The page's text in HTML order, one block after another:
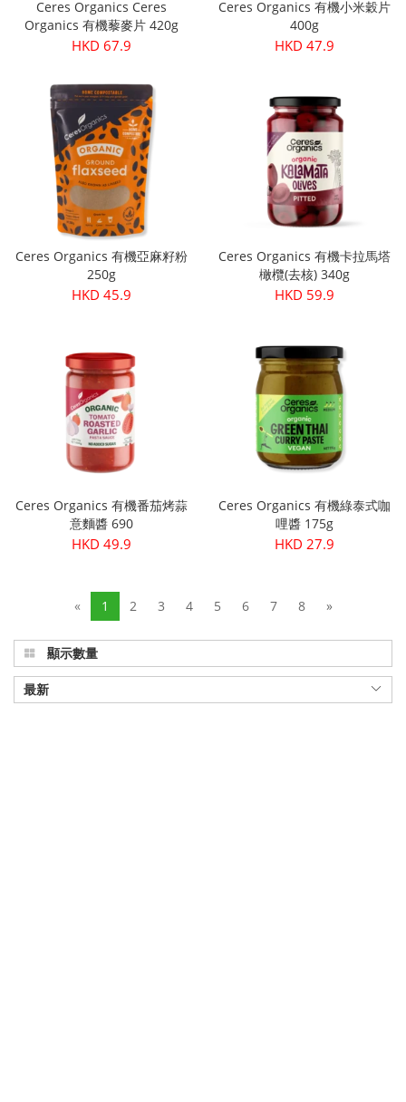
Ceres Organics Ceres
Organics 有機藜麥片 420g
HKD 67.9
Ceres Organics 有機小米穀片
400g
HKD 47.9
Ceres Organics 有機亞麻籽粉
250g
HKD 45.9
Ceres Organics 有機卡拉馬塔
橄欖(去核) 340g
HKD 59.9
Ceres Organics 有機番茄烤蒜
意麵醬 690
HKD 49.9
Ceres Organics 有機綠泰式咖
哩醬 175g
HKD 27.9
« 1 2 3 4 5 6 7 8 »
顯示數量
最新